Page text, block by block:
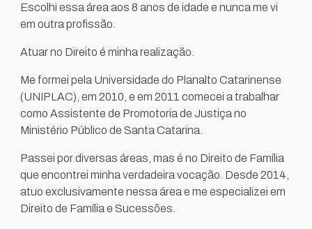
Escolhi essa área aos 8 anos de idade e nunca me vi
em outra profissão.
Atuar no Direito é minha realização.
Me formei pela Universidade do Planalto Catarinense
(UNIPLAC), em 2010, e em 2011 comecei a trabalhar
como Assistente de Promotoria de Justiça no
Ministério Público de Santa Catarina.
Passei por diversas áreas, mas é no Direito de Família
que encontrei minha verdadeira vocação. Desde 2014,
atuo exclusivamente nessa área e me especializei em
Direito de Família e Sucessões.